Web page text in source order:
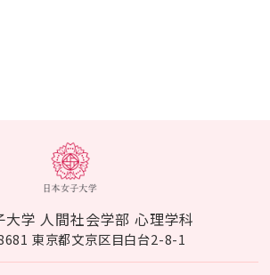
大学 人間社会学部 心理学科
東京都文京区目白台2-8-1